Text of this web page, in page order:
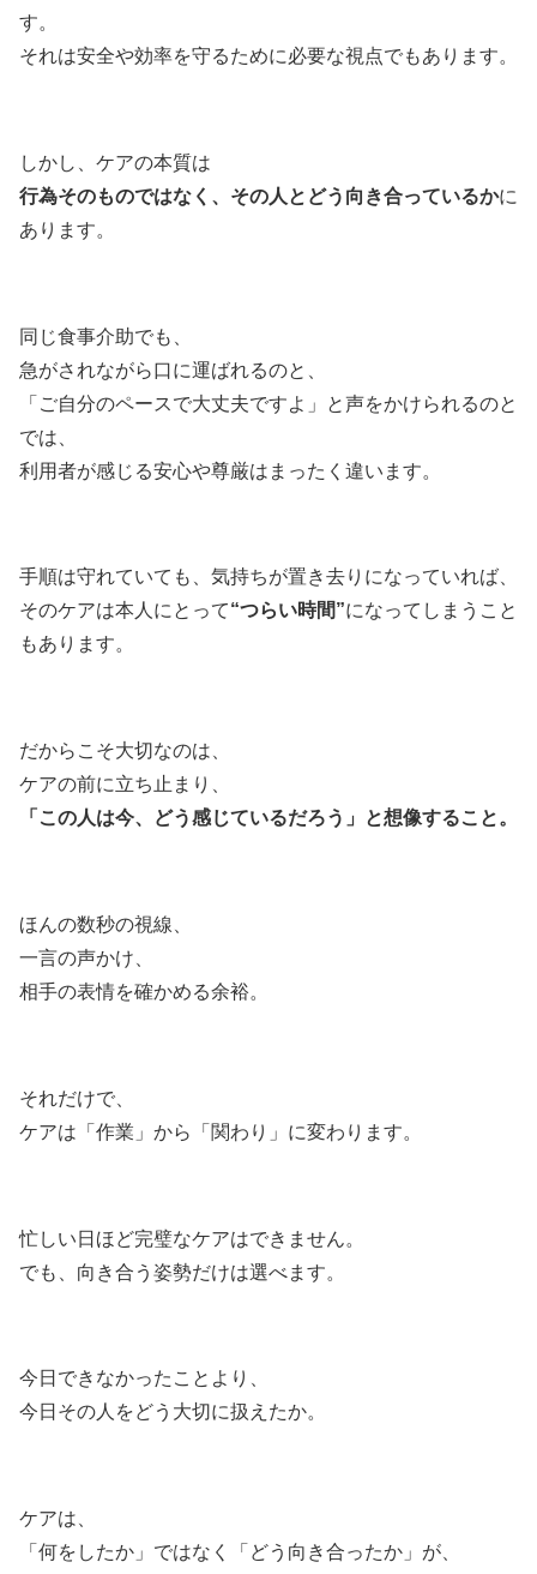
す。
それは安全や効率を守るために必要な視点でもあります。
しかし、ケアの本質は
行為そのものではなく、その人とどう向き合っているかに
あります。
同じ食事介助でも、
急がされながら口に運ばれるのと、
「ご自分のペースで大丈夫ですよ」と声をかけられるのと
では、
利用者が感じる安心や尊厳はまったく違います。
手順は守れていても、気持ちが置き去りになっていれば、
そのケアは本人にとって“つらい時間”になってしまうこと
もあります。
だからこそ大切なのは、
ケアの前に立ち止まり、
「この人は今、どう感じているだろう」と想像すること。
ほんの数秒の視線、
一言の声かけ、
相手の表情を確かめる余裕。
それだけで、
ケアは「作業」から「関わり」に変わります。
忙しい日ほど完璧なケアはできません。
でも、向き合う姿勢だけは選べます。
今日できなかったことより、
今日その人をどう大切に扱えたか。
ケアは、
「何をしたか」ではなく「どう向き合ったか」が、